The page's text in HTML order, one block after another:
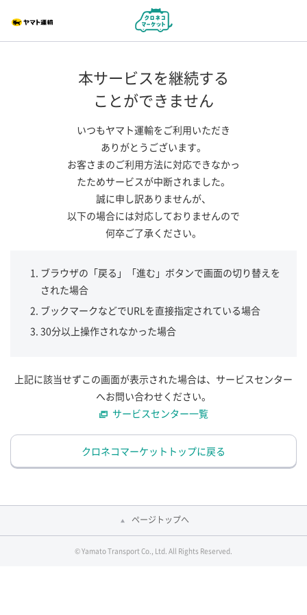
本サービスを継続する
ことができません
いつもヤマト運輸をご利用いただき
ありがとうございます。
お客さまのご利用方法に対応できなかっ
たためサービスが中断されました。
誠に申し訳ありませんが、
以下の場合には対応しておりませんので
何卒ご了承ください。
ブラウザの「戻る」「進む」ボタンで画面の切り替えを
された場合
ブックマークなどでURLを直接指定されている場合
30分以上操作されなかった場合
上記に該当せずこの画面が表示された場合は、サービスセンター
へお問い合わせください。
サービスセンター一覧
クロネコマーケットトップに戻る
ページトップへ
© Yamato Transport Co., Ltd. All Rights Reserved.